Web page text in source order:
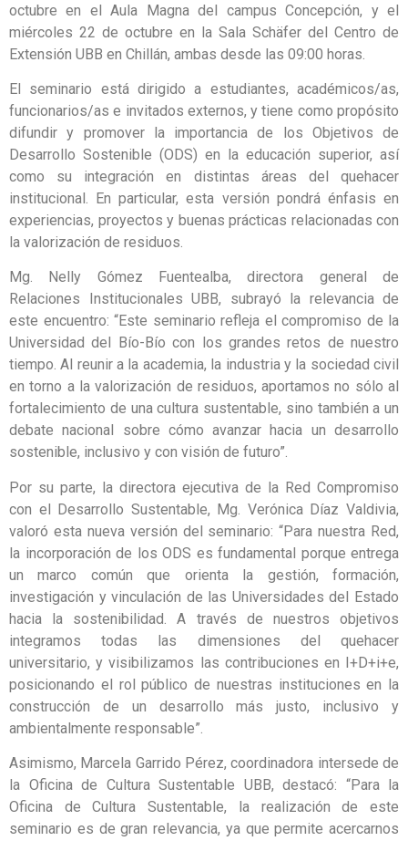
octubre en el Aula Magna del campus Concepción, y el
miércoles 22 de octubre en la Sala Schäfer del Centro de
Extensión UBB en Chillán, ambas desde las 09:00 horas.
El seminario está dirigido a estudiantes, académicos/as,
funcionarios/as e invitados externos, y tiene como propósito
difundir y promover la importancia de los Objetivos de
Desarrollo Sostenible (ODS) en la educación superior, así
como su integración en distintas áreas del quehacer
institucional. En particular, esta versión pondrá énfasis en
experiencias, proyectos y buenas prácticas relacionadas con
la valorización de residuos.
Mg. Nelly Gómez Fuentealba, directora general de
Relaciones Institucionales UBB, subrayó la relevancia de
este encuentro: “Este seminario refleja el compromiso de la
Universidad del Bío-Bío con los grandes retos de nuestro
tiempo. Al reunir a la academia, la industria y la sociedad civil
en torno a la valorización de residuos, aportamos no sólo al
fortalecimiento de una cultura sustentable, sino también a un
debate nacional sobre cómo avanzar hacia un desarrollo
sostenible, inclusivo y con visión de futuro”.
Por su parte, la directora ejecutiva de la Red Compromiso
con el Desarrollo Sustentable, Mg. Verónica Díaz Valdivia,
valoró esta nueva versión del seminario: “Para nuestra Red,
la incorporación de los ODS es fundamental porque entrega
un marco común que orienta la gestión, formación,
investigación y vinculación de las Universidades del Estado
hacia la sostenibilidad. A través de nuestros objetivos
integramos todas las dimensiones del quehacer
universitario, y visibilizamos las contribuciones en I+D+i+e,
posicionando el rol público de nuestras instituciones en la
construcción de un desarrollo más justo, inclusivo y
ambientalmente responsable”.
Asimismo, Marcela Garrido Pérez, coordinadora intersede de
la Oficina de Cultura Sustentable UBB, destacó: “Para la
Oficina de Cultura Sustentable, la realización de este
seminario es de gran relevancia, ya que permite acercarnos